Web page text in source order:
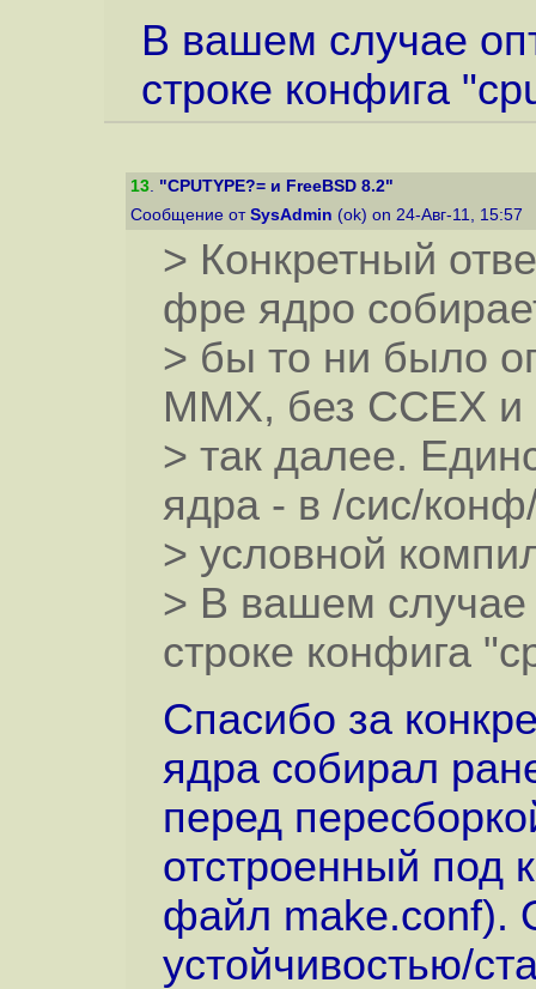
В вашем случае
строке конфига
13. "CPUTYPE?= и FreeBSD 8.2"
Сообщение от SysAdmin (ok) on 24-Авг-11, 15:57
> Конкретный
фре ядро
> бы то ни было
ММХ, без ССЕХ и
> так далее.
ядра - в /сис/
> условной
> В вашем случае
строке конфига
Спасибо за
ядра собирал
перед
отстроенный под
файл make.conf).
устойчивостью/